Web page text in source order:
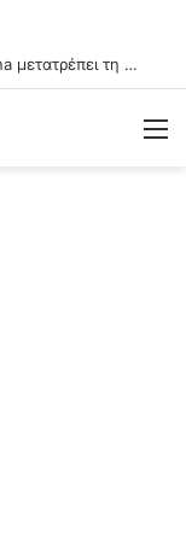
Πώς το νέο εμβόλιο mRNA της Moderna μετατρέπει τη γιαγιά σε βιολογικό όπλο